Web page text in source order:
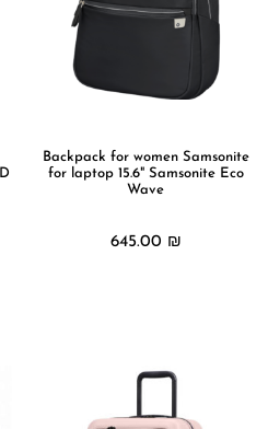
Backpack for women Samsonite
for laptop 15.6" Samsonite Eco
Wave
645.00 ₪